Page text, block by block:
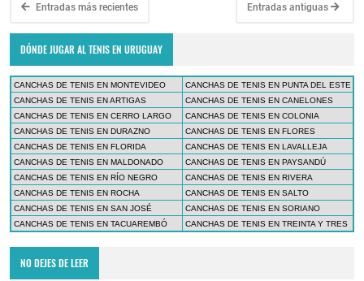
Entradas más recientes Entradas antiguas
DÓNDE JUGAR AL TENIS EN URUGUAY
CANCHAS DE TENIS EN MONTEVIDEO
CANCHAS DE TENIS EN PUNTA DEL ESTE
CANCHAS DE TENIS EN ARTIGAS
CANCHAS DE TENIS EN CANELONES
CANCHAS DE TENIS EN CERRO LARGO
CANCHAS DE TENIS EN COLONIA
CANCHAS DE TENIS EN DURAZNO
CANCHAS DE TENIS EN FLORES
CANCHAS DE TENIS EN FLORIDA
CANCHAS DE TENIS EN LAVALLEJA
CANCHAS DE TENIS EN MALDONADO
CANCHAS DE TENIS EN PAYSANDÚ
CANCHAS DE TENIS EN RÍO NEGRO
CANCHAS DE TENIS EN RIVERA
CANCHAS DE TENIS EN ROCHA
CANCHAS DE TENIS EN SALTO
CANCHAS DE TENIS EN SAN JOSÉ
CANCHAS DE TENIS EN SORIANO
CANCHAS DE TENIS EN TACUAREMBÓ
CANCHAS DE TENIS EN TREINTA Y TRES
NO DEJES DE LEER